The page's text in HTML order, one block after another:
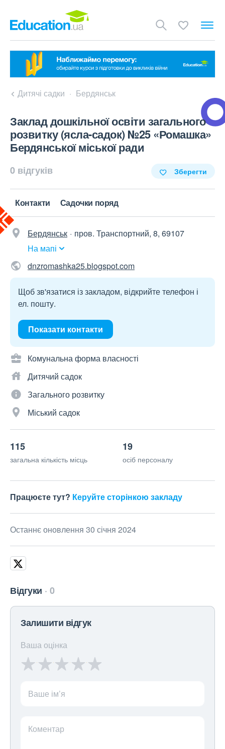
Дитячі садки Бердянськ
Заклад дошкільної освіти загального
розвитку (ясла-садок) №25 «Ромашка»
Бердянської міської ради
0 відгуків Зберегти
Контакти Садочки поряд
Бердянськ
пров. Транспортний, 8, 69107
На мапі
dnzromashka25.blogspot.com
Щоб зв'язатися із закладом, відкрийте телефон і
ел. пошту.
Показати контакти
Комунальна форма власності
Дитячий садок
Загального розвитку
Міський садок
115
загальна кількість місць
19
осіб персоналу
Працюєте тут? Керуйте сторінкою закладу
Останнє оновлення 30 січня 2024
Відгуки 0
Залишити відгук
Ваша оцінка
Ваше ім’я
Коментар